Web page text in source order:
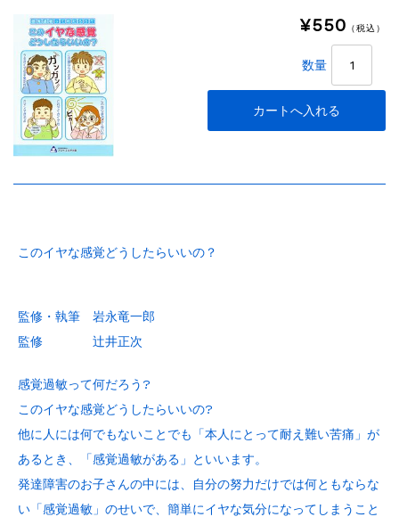
¥550 （税込）
数量
このイヤな感覚どうしたらいいの？
監修・執筆 岩永竜一郎
監修 辻井正次
感覚過敏って何だろう?
このイヤな感覚どうしたらいいの?
他に人には何でもないことでも「本人にとって耐え難い苦痛」が
あるとき、「感覚過敏がある」といいます。
発達障害のお子さんの中には、自分の努力だけでは何ともならな
い「感覚過敏」のせいで、簡単にイヤな気分になってしまうこと